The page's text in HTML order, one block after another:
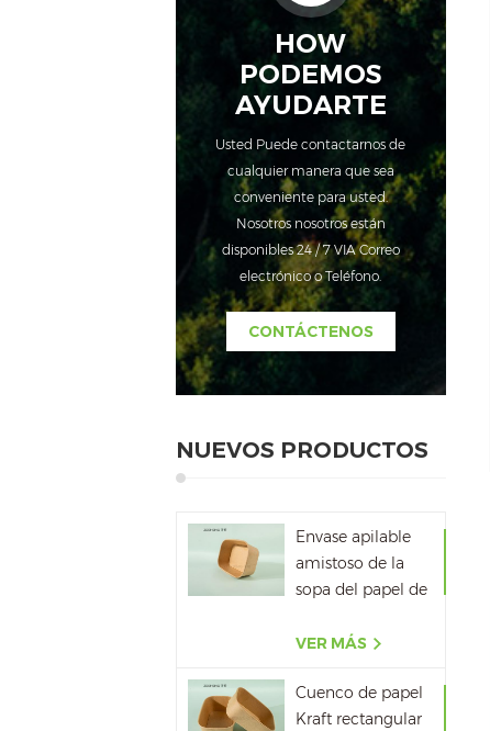
HOW
PODEMOS
AYUDARTE
Usted Puede contactarnos de
cualquier manera que sea
conveniente para usted.
Nosotros nosotros están
disponibles 24 / 7 VIA Correo
electrónico o Teléfono.
CONTÁCTENOS
NUEVOS PRODUCTOS
Envase apilable
amistoso de la
sopa del papel de
papel de Kraft de
VER MÁS
Cuenco de papel
Kraft rectangular